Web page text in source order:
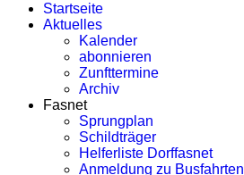
Startseite
Aktuelles
Kalender
abonnieren
Zunfttermine
Archiv
Fasnet
Sprungplan
Schildträger
Helferliste Dorffasnet
Anmeldung zu Busfahrten